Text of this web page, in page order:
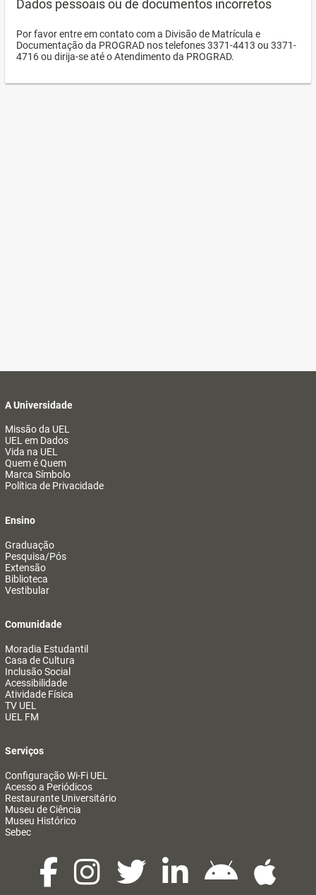
Dados pessoais ou de documentos incorretos
Por favor entre em contato com a Divisão de Matrícula e
Documentação da PROGRAD nos telefones 3371-4413 ou 3371-
4716 ou dirija-se até o Atendimento da PROGRAD.
A Universidade
Missão da UEL
UEL em Dados
Vida na UEL
Quem é Quem
Marca Símbolo
Política de Privacidade
Ensino
Graduação
Pesquisa/Pós
Extensão
Biblioteca
Vestibular
Comunidade
Moradia Estudantil
Casa de Cultura
Inclusão Social
Acessibilidade
Atividade Física
TV UEL
UEL FM
Serviços
Configuração Wi-Fi UEL
Acesso a Periódicos
Restaurante Universitário
Museu de Ciência
Museu Histórico
Sebec